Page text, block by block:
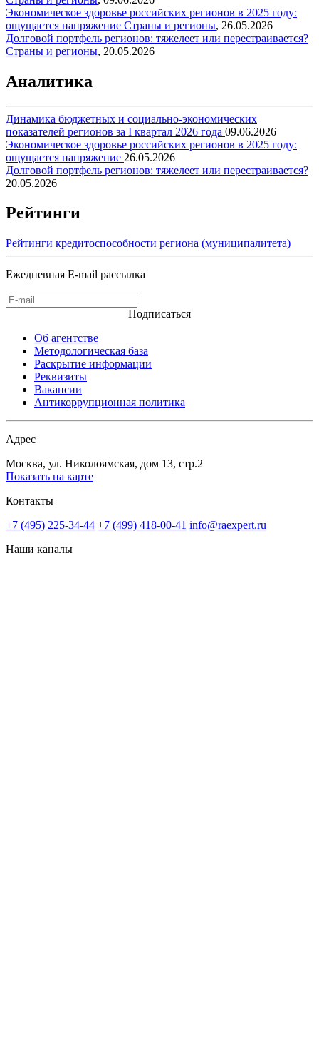
Экономическое здоровье российских регионов в 2025 году:
ощущается напряжение Страны и регионы, 26.05.2026
Долговой портфель регионов: тяжелеет или перестраивается?
Страны и регионы, 20.05.2026
Аналитика
Динамика бюджетных и социально-экономических
показателей регионов за I квартал 2026 года 09.06.2026
Экономическое здоровье российских регионов в 2025 году:
ощущается напряжение 26.05.2026
Долговой портфель регионов: тяжелеет или перестраивается?
20.05.2026
Рейтинги
Рейтинги кредитоспособности региона (муниципалитета)
Ежедневная E-mail рассылка
Подписаться
Об агентстве
Методологическая база
Раскрытие информации
Реквизиты
Вакансии
Антикоррупционная политика
Адрес
Москва, ул. Николоямская, дом 13, стр.2
Показать на карте
Контакты
+7 (495) 225-34-44 +7 (499) 418-00-41 info@raexpert.ru
Наши каналы